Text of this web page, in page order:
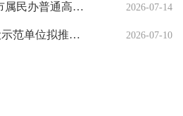
2026-07-14
关于2025-2026学年度市属民办普通高中学校年检结果的公示
2026-07-10
关于全区清廉学校建设示范单位拟推荐对象的公示